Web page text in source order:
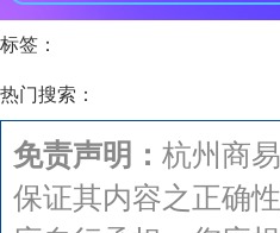
标签：
热门搜索：
免责声明： 杭州商
保证其内容之正确